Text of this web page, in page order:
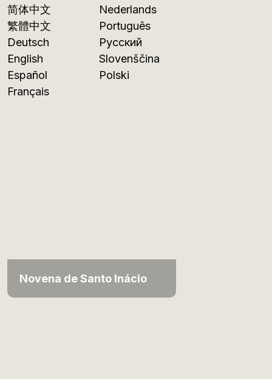
简体中文
繁體中文
Deutsch
English
Español
Français
Nederlands
Português
Русский
Slovenščina
Polski
Novena de Santo Inácio